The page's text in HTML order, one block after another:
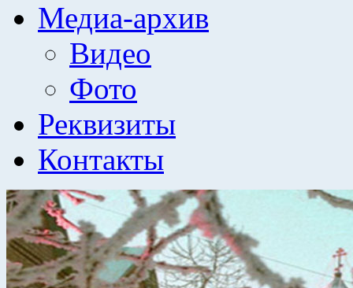
Медиа-архив
Видео
Фото
Реквизиты
Контакты